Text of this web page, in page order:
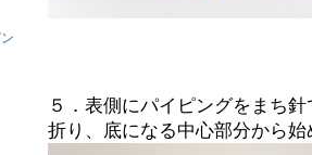
５．表側にパイピングをまち
折り、底になる中心部分から